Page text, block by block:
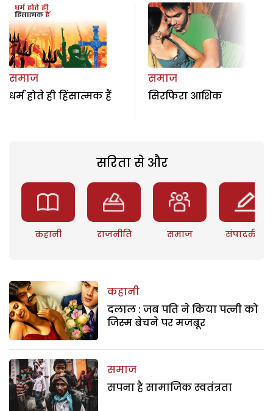
समाज
धर्म होते ही हिंसात्मक हैं
समाज
सिरफिरा आशिक
सरिता से और
कहानी राजनीति समाज संपादकीय
कहानी
दलाल : जब पति ने किया पत्नी को
जिस्म बेचने पर मजबूर
समाज
सपना है सामाजिक स्वतंत्रता